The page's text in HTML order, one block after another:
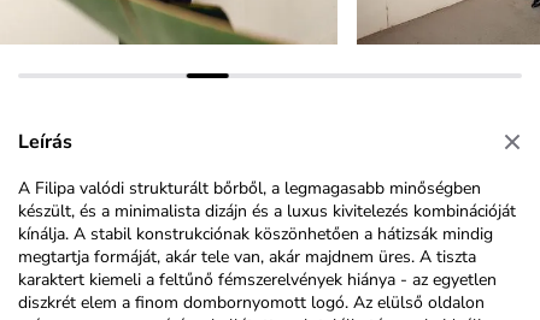
Leírás
A Filipa valódi strukturált bőrből, a legmagasabb minőségben
készült, és a minimalista dizájn és a luxus kivitelezés kombinációját
kínálja. A stabil konstrukciónak köszönhetően a hátizsák mindig
megtartja formáját, akár tele van, akár majdnem üres. A tiszta
karaktert kiemeli a feltűnő fémszerelvények hiánya - az egyetlen
diszkrét elem a finom dombornyomott logó. Az elülső oldalon